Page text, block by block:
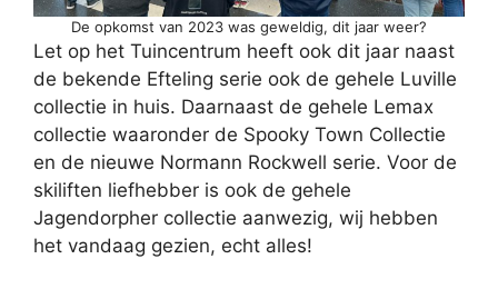
De opkomst van 2023 was geweldig, dit jaar weer?
Let op het Tuincentrum heeft ook dit jaar naast
de bekende Efteling serie ook de gehele Luville
collectie in huis. Daarnaast de gehele Lemax
collectie waaronder de Spooky Town Collectie
en de nieuwe Normann Rockwell serie. Voor de
skiliften liefhebber is ook de gehele
Jagendorpher collectie aanwezig, wij hebben
het vandaag gezien, echt alles!